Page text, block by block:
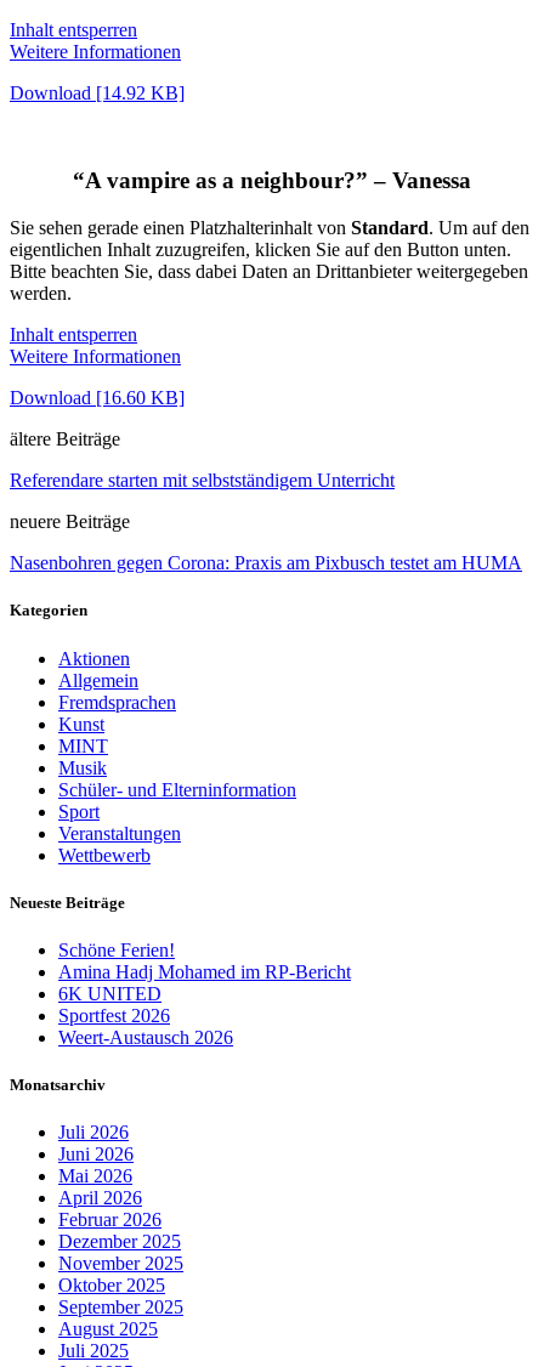
Inhalt entsperren
Weitere Informationen
Download [14.92 KB]
“A vampire as a neighbour?” – Vanessa
Sie sehen gerade einen Platzhalterinhalt von Standard. Um auf den
eigentlichen Inhalt zuzugreifen, klicken Sie auf den Button unten.
Bitte beachten Sie, dass dabei Daten an Drittanbieter weitergegeben
werden.
Inhalt entsperren
Weitere Informationen
Download [16.60 KB]
ältere Beiträge
Referendare starten mit selbstständigem Unterricht
neuere Beiträge
Nasenbohren gegen Corona: Praxis am Pixbusch testet am HUMA
Kategorien
Aktionen
Allgemein
Fremdsprachen
Kunst
MINT
Musik
Schüler- und Elterninformation
Sport
Veranstaltungen
Wettbewerb
Neueste Beiträge
Schöne Ferien!
Amina Hadj Mohamed im RP-Bericht
6K UNITED
Sportfest 2026
Weert-Austausch 2026
Monatsarchiv
Juli 2026
Juni 2026
Mai 2026
April 2026
Februar 2026
Dezember 2025
November 2025
Oktober 2025
September 2025
August 2025
Juli 2025